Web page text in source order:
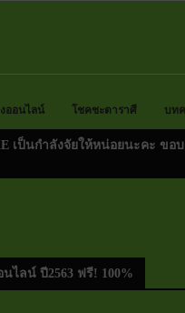
ออนไลน์ โชคชะตาราศี บท
เป็นกำลังจัยให้หน่อยนะคะ ขอ
นไลน์ ปี2563 ฟรี! 100%